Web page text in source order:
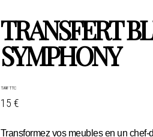
TRANSFERT
SYMPHONY
TARIF TTC
15 €
Transformez vos meubles en un